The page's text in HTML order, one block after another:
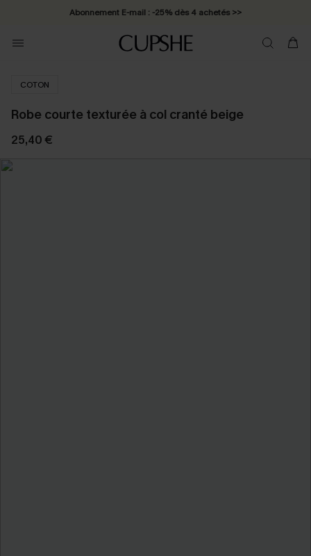
Abonnement E-mail : -25% dès 4 achetés >>
COTON
Robe courte texturée à col cranté beige
25,40 €